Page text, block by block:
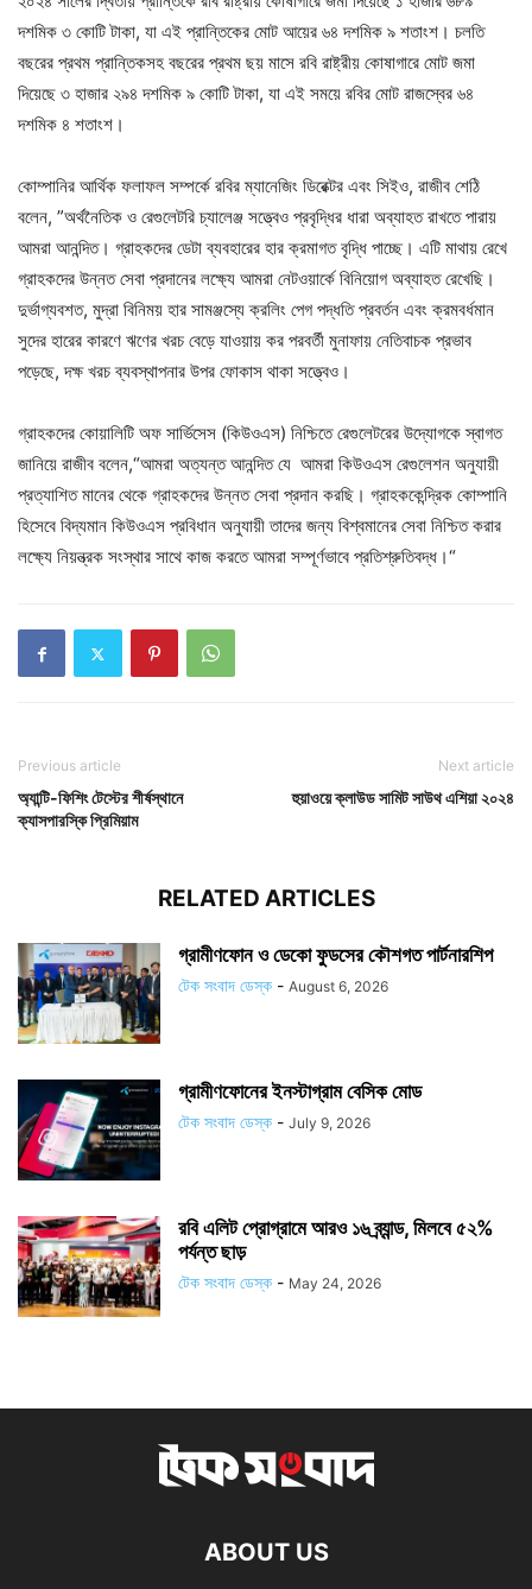
দশমিক ৩ কোটি টাকা, যা এই প্রান্তিকের মোট আয়ের ৬৪ দশমিক ৯ শতাংশ। চলতি
বছরের প্রথম প্রান্তিকসহ বছরের প্রথম ছয় মাসে রবি রাষ্ট্রীয় কোষাগারে মোট জমা
দিয়েছে ৩ হাজার ২৯৪ দশমিক ৯ কোটি টাকা, যা এই সময়ে রবির মোট রাজস্বের ৬৪
দশমিক ৪ শতাংশ।
কোম্পানির আর্থিক ফলাফল সম্পর্কে রবির ম্যানেজিং ডিরেক্টর এবং সিইও, রাজীব শেঠি
বলেন, ”অর্থনৈতিক ও রেগুলেটরি চ্যালেঞ্জ সত্ত্বেও প্রবৃদ্ধির ধারা অব্যাহত রাখতে পারায়
আমরা আনন্দিত। গ্রাহকদের ডেটা ব্যবহারের হার ক্রমাগত বৃদ্ধি পাচ্ছে। এটি মাথায় রেখে
গ্রাহকদের উন্নত সেবা প্রদানের লক্ষ্যে আমরা নেটওয়ার্কে বিনিয়োগ অব্যাহত রেখেছি।
দুর্ভাগ্যবশত, মুদ্রা বিনিময় হার সামঞ্জস্যে ক্রলিং পেগ পদ্ধতি প্রবর্তন এবং ক্রমবর্ধমান
সুদের হারের কারণে ঋণের খরচ বেড়ে যাওয়ায় কর পরবর্তী মুনাফায় নেতিবাচক প্রভাব
পড়েছে, দক্ষ খরচ ব্যবস্থাপনার উপর ফোকাস থাকা সত্ত্বেও।
গ্রাহকদের কোয়ালিটি অফ সার্ভিসেস (কিউওএস) নিশ্চিতে রেগুলেটরের উদ্যোগকে স্বাগত
জানিয়ে রাজীব বলেন,“আমরা অত্যন্ত আনন্দিত যে আমরা কিউওএস রেগুলেশন অনুযায়ী
প্রত্যাশিত মানের থেকে গ্রাহকদের উন্নত সেবা প্রদান করছি। গ্রাহককেন্দ্রিক কোম্পানি
হিসেবে বিদ্যমান কিউওএস প্রবিধান অনুযায়ী তাদের জন্য বিশ্বমানের সেবা নিশ্চিত করার
লক্ষ্যে নিয়ন্ত্রক সংস্থার সাথে কাজ করতে আমরা সম্পূর্ণভাবে প্রতিশ্রুতিবদ্ধ।“
Previous article
অ্যান্টি-ফিশিং টেস্টের শীর্ষস্থানে
ক্যাসপারস্কি প্রিমিয়াম
Next article
হুয়াওয়ে ক্লাউড সামিট সাউথ এশিয়া ২০২৪
RELATED ARTICLES
গ্রামীণফোন ও ডেকো ফুডসের কৌশগত পার্টনারশিপ
টেক সংবাদ ডেস্ক - August 6, 2026
গ্রামীণফোনের ইনস্টাগ্রাম বেসিক মোড
টেক সংবাদ ডেস্ক - July 9, 2026
রবি এলিট প্রোগ্রামে আরও ১৬ ব্র্যান্ড, মিলবে ৫২%
পর্যন্ত ছাড়
টেক সংবাদ ডেস্ক - May 24, 2026
ABOUT US